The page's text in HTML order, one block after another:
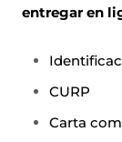
entregar en
CURP
Carta